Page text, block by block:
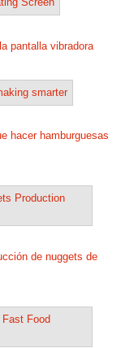
pantalla vibradora
hacer hamburguesas
de nuggets de